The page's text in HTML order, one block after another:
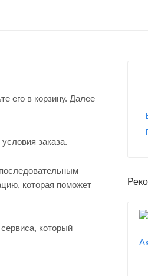
его в корзину. Далее
заказа.
которая поможет
который